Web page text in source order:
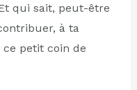
qui sait, peut-être
à ta
petit coin de